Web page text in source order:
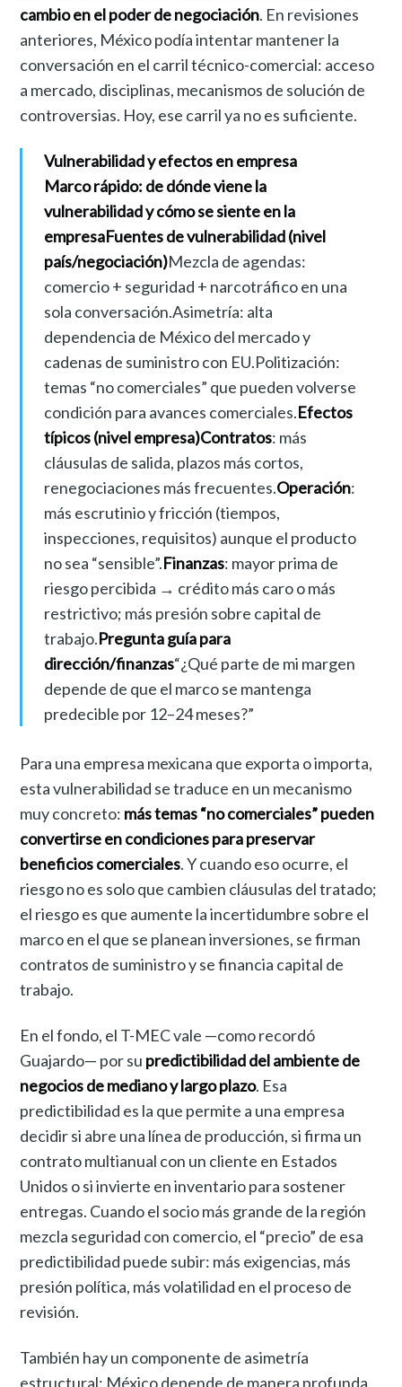
cambio en el poder de negociación. En revisiones
anteriores, México podía intentar mantener la
conversación en el carril técnico-comercial: acceso
a mercado, disciplinas, mecanismos de solución de
controversias. Hoy, ese carril ya no es suficiente.
Vulnerabilidad y efectos en empresa
Marco rápido: de dónde viene la
vulnerabilidad y cómo se siente en la
empresaFuentes de vulnerabilidad (nivel
país/negociación)Mezcla de agendas:
comercio + seguridad + narcotráfico en una
sola conversación.Asimetría: alta
dependencia de México del mercado y
cadenas de suministro con EU.Politización:
temas “no comerciales” que pueden volverse
condición para avances comerciales.Efectos
típicos (nivel empresa)Contratos: más
cláusulas de salida, plazos más cortos,
renegociaciones más frecuentes.Operación:
más escrutinio y fricción (tiempos,
inspecciones, requisitos) aunque el producto
no sea “sensible”.Finanzas: mayor prima de
riesgo percibida → crédito más caro o más
restrictivo; más presión sobre capital de
trabajo.Pregunta guía para
dirección/finanzas“¿Qué parte de mi margen
depende de que el marco se mantenga
predecible por 12–24 meses?”
Para una empresa mexicana que exporta o importa,
esta vulnerabilidad se traduce en un mecanismo
muy concreto: más temas “no comerciales” pueden
convertirse en condiciones para preservar
beneficios comerciales. Y cuando eso ocurre, el
riesgo no es solo que cambien cláusulas del tratado;
el riesgo es que aumente la incertidumbre sobre el
marco en el que se planean inversiones, se firman
contratos de suministro y se financia capital de
trabajo.
En el fondo, el T-MEC vale —como recordó
Guajardo— por su predictibilidad del ambiente de
negocios de mediano y largo plazo. Esa
predictibilidad es la que permite a una empresa
decidir si abre una línea de producción, si firma un
contrato multianual con un cliente en Estados
Unidos o si invierte en inventario para sostener
entregas. Cuando el socio más grande de la región
mezcla seguridad con comercio, el “precio” de esa
predictibilidad puede subir: más exigencias, más
presión política, más volatilidad en el proceso de
revisión.
También hay un componente de asimetría
estructural: México depende de manera profunda